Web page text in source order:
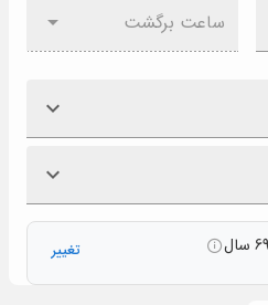
ساعت برگشت
تغییر